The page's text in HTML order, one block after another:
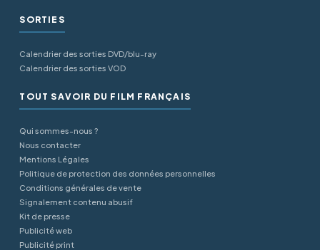
SORTIES
Calendrier des sorties DVD/blu-ray
Calendrier des sorties VOD
TOUT SAVOIR DU FILM FRANÇAIS
Qui sommes-nous ?
Nous contacter
Mentions Légales
Politique de protection des données personnelles
Conditions générales de vente
Signalement contenu abusif
Kit de presse
Publicité web
Publicité print